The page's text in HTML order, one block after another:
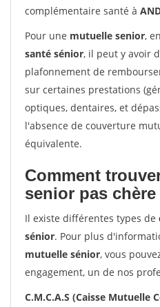
complémentaire santé à
Pour une mutuelle senior,
santé sénior, il peut y avoir
plafonnement de
sur certaines prestations
optiques, dentaires, et
l'absence de couverture
équivalente.
Comment
senior pas chère
Il existe différentes types de
sénior. Pour plus
mutuelle sénior, vous
engagement, un de nos
C.M.C.A.S (Caisse